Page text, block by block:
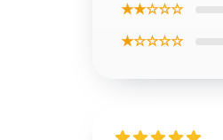
★★☆☆☆
★☆☆☆☆